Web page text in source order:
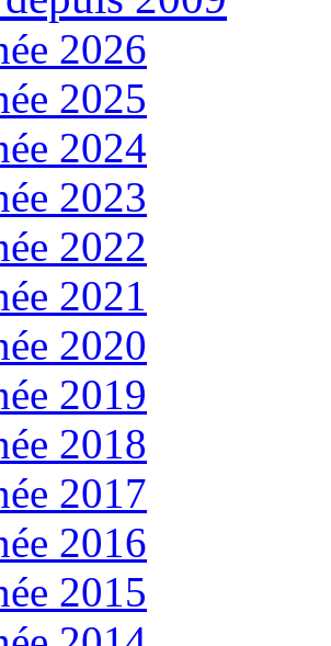
2026
2025
2024
2023
2022
2021
2020
2019
2018
2017
2016
2015